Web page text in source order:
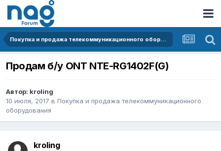
Покупка и продажа телекоммуникационного оборудования
Продам б/у ONT NTE-RG1402F(G)
Автор: kroling
10 июля, 2017 в Покупка и продажа телекоммуникационного
оборудования
kroling